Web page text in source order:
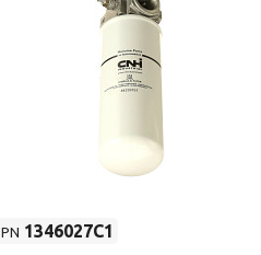
PN 1346027C1